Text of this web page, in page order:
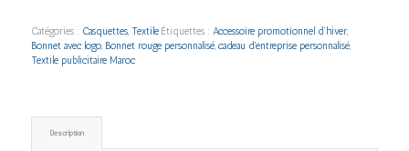
Catégories : Casquettes, Textile Étiquettes : Accessoire promotionnel d’hiver,
Bonnet avec logo, Bonnet rouge personnalisé, cadeau d'entreprise personnalisé,
Textile publicitaire Maroc
Description